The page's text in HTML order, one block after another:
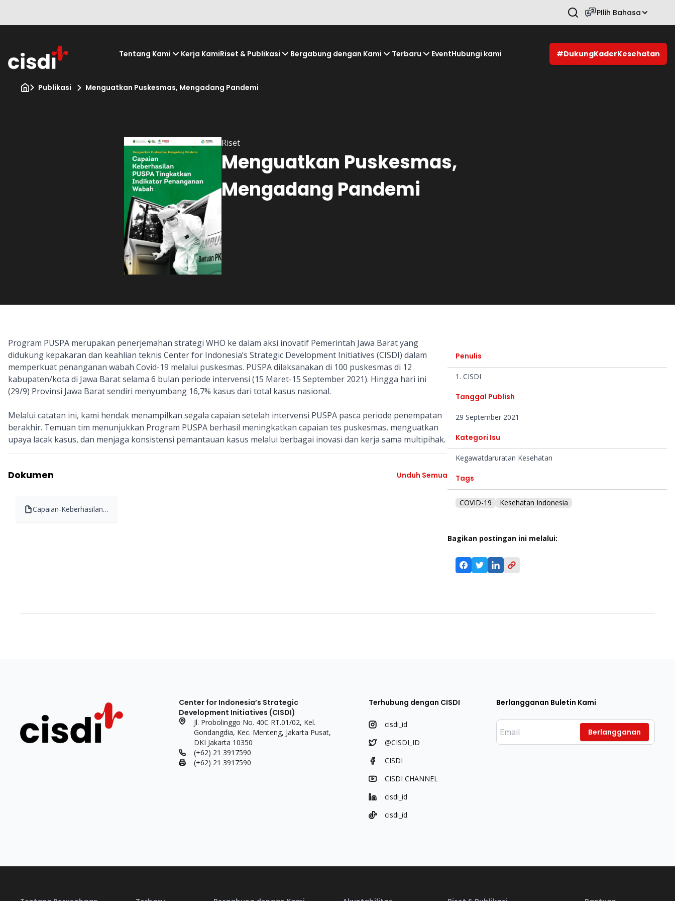
Tekan Enter untuk mencari.
PIlih Bahasa
Tentang Kami Kerja KamiRiset & Publikasi Bergabung dengan Kami Terbaru EventHubungi kami #DukungKaderKesehatan
Publikasi Menguatkan Puskesmas, Mengadang Pandemi
Riset
Menguatkan Puskesmas,
Mengadang Pandemi
Program PUSPA merupakan penerjemahan strategi WHO ke dalam aksi inovatif Pemerintah Jawa Barat yang
didukung kepakaran dan keahlian teknis Center for Indonesia’s Strategic Development Initiatives (CISDI) dalam
memperkuat penanganan wabah Covid-19 melalui puskesmas. PUSPA dilaksanakan di 100 puskesmas di 12
kabupaten/kota di Jawa Barat selama 6 bulan periode intervensi (15 Maret-15 September 2021). Hingga hari ini
(29/9) Provinsi Jawa Barat sendiri menyumbang 16,7% kasus dari total kasus nasional.
Melalui catatan ini, kami hendak menampilkan segala capaian setelah intervensi PUSPA pasca periode penempatan
berakhir. Temuan tim menunjukkan Program PUSPA berhasil meningkatkan capaian tes puskesmas, menguatkan
upaya lacak kasus, dan menjaga konsistensi pemantauan kasus melalui berbagai inovasi dan kerja sama multipihak.
Dokumen Unduh Semua
Capaian-Keberhasilan-
Penulis
1. CISDI
Tanggal Publish
29 September 2021
Kategori Isu
Kegawatdaruratan Kesehatan
Tags
COVID-19 Kesehatan Indonesia
Bagikan postingan ini melalui:
Center for Indonesia’s Strategic
Development Initiatives (CISDI)
Jl. Probolinggo No. 40C RT.01/02, Kel.
Gondangdia, Kec. Menteng, Jakarta Pusat,
DKI Jakarta 10350
(+62) 21 3917590
(+62) 21 3917590
Terhubung dengan CISDI
cisdi_id
@CISDI_ID
CISDI
CISDI CHANNEL
cisdi_id
cisdi_id
Berlangganan Buletin Kami
Berlangganan